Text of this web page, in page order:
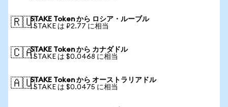
🇷🇺STAKE Token から ロシア・ルーブル
1 STAKE は ₽2.77 に相当
🇨🇦STAKE Token から カナダドル
1 STAKE は $0.0468 に相当
🇦🇺STAKE Token から オーストラリアドル
1 STAKE は $0.0475 に相当